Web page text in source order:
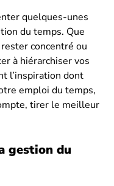
quelques-unes
du temps. Que
concentré ou
à hiérarchiser vos
l’inspiration dont
emploi du temps,
tirer le meilleur
gestion du